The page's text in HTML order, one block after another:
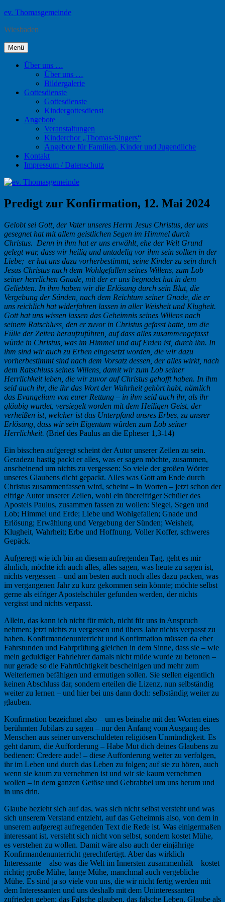
Zum
springen
ev. Thomasgemeinde
Wiesbaden
Menü
Über uns …
Über uns …
Bildergalerie
Gottesdienste
Gottesdienste
Kindergottesdienst
Angebote
Veranstaltungen
Kinderchor „Thomas-Singers“
Angebote für Familien, Kinder und Jugendliche
Kontakt
Impressum / Datenschutz
Predigt zur Konfirmation, 12. Mai 2024
Gelobt sei Gott, der Vater unseres Herrn Jesus Christus, der uns
gesegnet hat mit allem geistlichen Segen im Himmel durch
Christus. Denn in ihm hat er uns erwählt, ehe der Welt Grund
gelegt war, dass wir heilig und untadelig vor ihm sein sollten in der
Liebe; er hat uns dazu vorherbestimmt, seine Kinder zu sein durch
Jesus Christus nach dem Wohlgefallen seines Willens, zum Lob
seiner herrlichen Gnade, mit der er uns begnadet hat in dem
Geliebten. In ihm haben wir die Erlösung durch sein Blut, die
Vergebung der Sünden, nach dem Reichtum seiner Gnade, die er
uns reichlich hat widerfahren lassen in aller Weisheit und Klugheit.
Gott hat uns wissen lassen das Geheimnis seines Willens nach
seinem Ratschluss, den er zuvor in Christus gefasst hatte, um die
Fülle der Zeiten heraufzuführen, auf dass alles zusammengefasst
würde in Christus, was im Himmel und auf Erden ist, durch ihn. In
ihm sind wir auch zu Erben eingesetzt worden, die wir dazu
vorherbestimmt sind nach dem Vorsatz dessen, der alles wirkt, nach
dem Ratschluss seines Willens, damit wir zum Lob seiner
Herrlichkeit leben, die wir zuvor auf Christus gehofft haben. In ihm
seid auch ihr, die ihr das Wort der Wahrheit gehört habt, nämlich
das Evangelium von eurer Rettung – in ihm seid auch ihr, als ihr
gläubig wurdet, versiegelt worden mit dem Heiligen Geist, der
verheißen ist, welcher ist das Unterpfand unsres Erbes, zu unsrer
Erlösung, dass wir sein Eigentum würden zum Lob seiner
Herrlichkeit. (Brief des Paulus an die Epheser 1,3-14)
Ein bisschen aufgeregt scheint der Autor unserer Zeilen zu sein.
Geradezu hastig packt er alles, was er sagen möchte, zusammen,
anscheinend um nichts zu vergessen: So viele der großen Wörter
unseres Glaubens dicht gepackt. Alles was Gott am Ende durch
Christus zusammenfassen wird, scheint – in Worten – jetzt schon der
eifrige Autor unserer Zeilen, wohl ein übereifriger Schüler des
Apostels Paulus, zusammen fassen zu wollen: Siegel, Segen und
Lob; Himmel und Erde; Liebe und Wohlgefallen; Gnade und
Erlösung; Erwählung und Vergebung der Sünden; Weisheit,
Klugheit, Wahrheit; Erbe und Hoffnung. Voller Koffer, schweres
Gepäck.
Aufgeregt wie ich bin an diesem aufregenden Tag, geht es mir
ähnlich, möchte ich auch alles, alles sagen, was heute zu sagen ist,
nichts vergessen – und am besten auch noch alles dazu packen, was
im vergangenen Jahr zu kurz gekommen sein könnte; möchte selbst
gerne als eifriger Apostelschüler gefunden werden, der nichts
vergisst und nichts verpasst.
Allein, das kann ich nicht für mich, nicht für uns in Anspruch
nehmen: jetzt nichts zu vergessen und übers Jahr nichts verpasst zu
haben. Konfirmandenunterricht und Konfirmation müssen da eher
Fahrstunden und Fahrprüfung gleichen in dem Sinne, dass sie – wie
mein geduldiger Fahrlehrer damals nicht müde wurde zu betonen –
nur gerade so die Fahrtüchtigkeit bescheinigen und mehr zum
Weiterlernen befähigen und ermutigen sollen. Sie stellen eigentlich
keinen Abschluss dar, sondern erteilen die Lizenz, nun selbständig
weiter zu lernen – und hier bei uns dann doch: selbständig weiter zu
glauben.
Konfirmation bezeichnet also – um es beinahe mit den Worten eines
berühmten Jubilars zu sagen – nur den Anfang vom Ausgang des
Menschen aus seiner unverschuldeten religiösen Unmündigkeit. Es
geht darum, die Aufforderung – Habe Mut dich deines Glaubens zu
bedienen: Credere aude! – diese Aufforderung weiter zu verfolgen,
ihr im Leben und durch das Leben zu folgen; auf sie zu hören, auch
wenn sie kaum zu vernehmen ist und wir sie kaum vernehmen
wollen – in dem ganzen Getöse und Gebrabbel um uns herum und
in uns drin.
Glaube bezieht sich auf das, was sich nicht selbst versteht und was
sich unserem Verstand entzieht, auf das Geheimnis also, von dem in
unserem aufgeregt aufregenden Text die Rede ist. Was einigermaßen
interessant ist, versteht sich nicht von selbst, sondern kostet Mühe,
es verstehen zu wollen. Damit wäre also auch der einjährige
Konfirmandenunterricht gerechtfertigt. Aber das wirklich
Interessante – also was die Welt im Innersten zusammenhält – kostet
richtig große Mühe, lange Mühe, manchmal auch vergebliche
Mühe. Es sind ja so viele von uns, die wir nicht fertig werden mit
dem Interessanten und uns deshalb mit dem Uninteressanten
zufrieden geben; das Falsche glauben, das falsche Leben. Glaube als